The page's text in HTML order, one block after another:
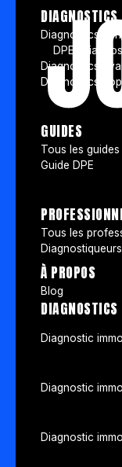
Diagnostics
DPE
Diagnostics
Diagnostics
GUIDES
Tous les guides
Guide DPE
Tous les
Diagnostiqueurs
À PROPOS
Blog
Diagnostic
Diagnostic
Diagnostic